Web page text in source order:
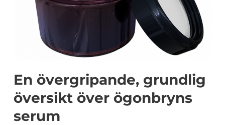
En övergripande, grundlig
översikt över ögonbryns
serum